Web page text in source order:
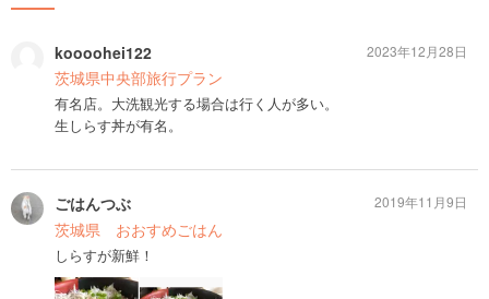
koooohei122
茨城県中央部旅行プラン
有名店。大洗観光する場合は行く人が多い。
生しらす丼が有名。
2023年12月28日
ごはんつぶ
茨城県 おおすめごはん
しらすが新鮮！
2019年11月9日